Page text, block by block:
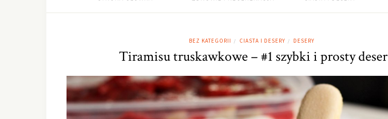
BEZ KATEGORII / CIASTA I DESERY / DESERY
Tiramisu truskawkowe – #1 szybki i prosty deser